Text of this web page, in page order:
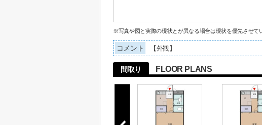
※写真や図と実際の現状とが異なる場合は現状を優先させて
コメント 【外観】
間取り FLOOR PLANS